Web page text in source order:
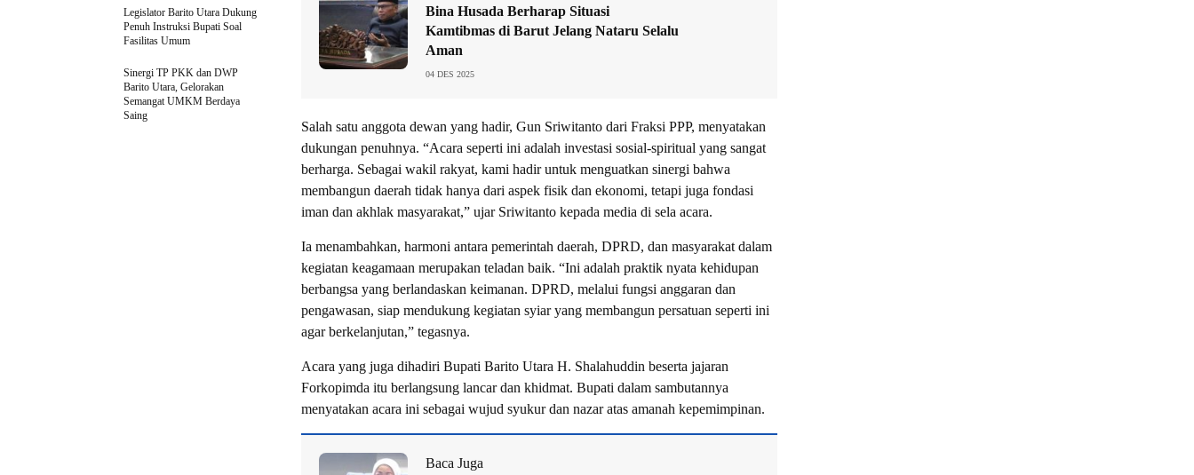
Bina Husada Berharap Situasi
Kamtibmas di Barut Jelang Nataru Selalu
Aman
04 DES 2025
Salah satu anggota dewan yang hadir, Gun Sriwitanto dari Fraksi PPP, menyatakan
dukungan penuhnya. “Acara seperti ini adalah investasi sosial-spiritual yang sangat
berharga. Sebagai wakil rakyat, kami hadir untuk menguatkan sinergi bahwa
membangun daerah tidak hanya dari aspek fisik dan ekonomi, tetapi juga fondasi
iman dan akhlak masyarakat,” ujar Sriwitanto kepada media di sela acara.
Ia menambahkan, harmoni antara pemerintah daerah, DPRD, dan masyarakat dalam
kegiatan keagamaan merupakan teladan baik. “Ini adalah praktik nyata kehidupan
berbangsa yang berlandaskan keimanan. DPRD, melalui fungsi anggaran dan
pengawasan, siap mendukung kegiatan syiar yang membangun persatuan seperti ini
agar berkelanjutan,” tegasnya.
Acara yang juga dihadiri Bupati Barito Utara H. Shalahuddin beserta jajaran
Forkopimda itu berlangsung lancar dan khidmat. Bupati dalam sambutannya
menyatakan acara ini sebagai wujud syukur dan nazar atas amanah kepemimpinan.
Baca Juga
Legislator Barito Utara Dukung
Penuh Instruksi Bupati Soal
Fasilitas Umum
Sinergi TP PKK dan DWP
Barito Utara, Gelorakan
Semangat UMKM Berdaya
Saing